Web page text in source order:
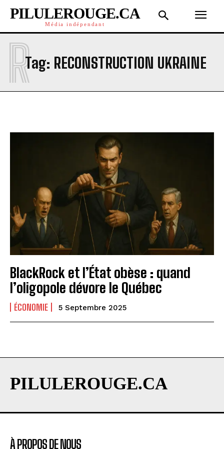
PILULEROUGE.CA
Média indépendant
Tag: RECONSTRUCTION UKRAINE
R
BlackRock et l’État obèse : quand
l’oligopole dévore le Québec
ÉCONOMIE 5 Septembre 2025
PILULEROUGE.CA
À PROPOS DE NOUS